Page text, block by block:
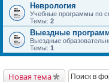
Неврология
Учебные программы по
Темы: 2
Выездные
Выездные
Темы: 1
Новая тема